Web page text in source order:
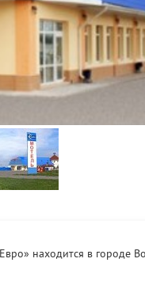
находится в городе